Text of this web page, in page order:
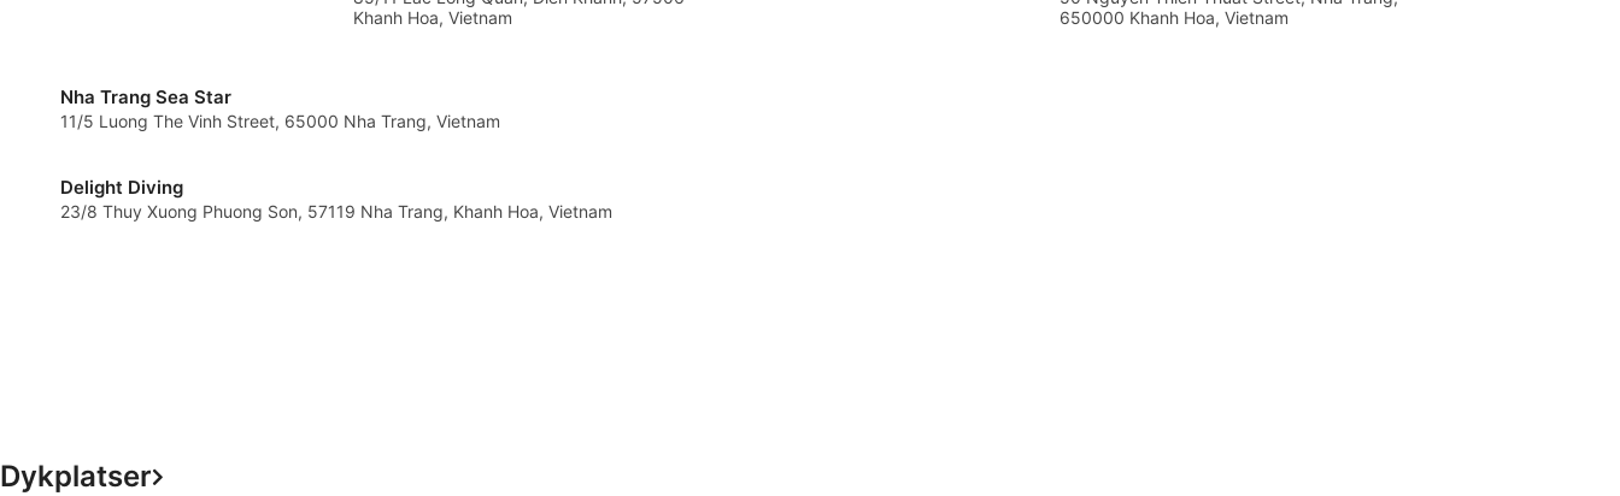
Khanh Hoa, Vietnam
650000 Khanh Hoa, Vietnam
Nha Trang Sea Star
11/5 Luong The Vinh Street, 65000 Nha Trang, Vietnam
Delight Diving
23/8 Thuy Xuong Phuong Son, 57119 Nha Trang, Khanh Hoa, Vietnam
Dykplatser